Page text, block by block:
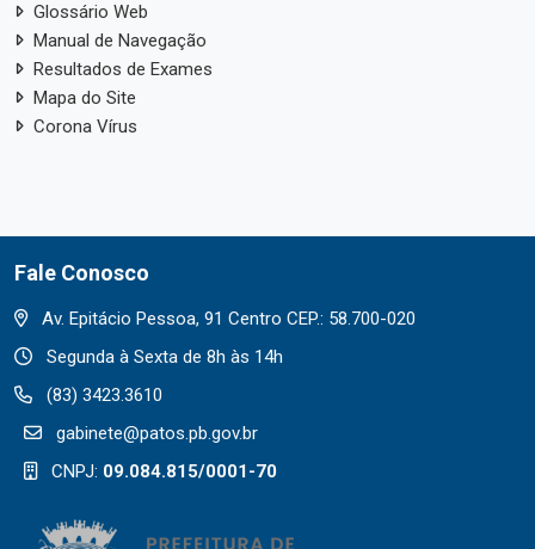
Glossário Web
Manual de Navegação
Resultados de Exames
Mapa do Site
Corona Vírus
Fale Conosco
Av. Epitácio Pessoa, 91 Centro CEP.: 58.700-020
Segunda à Sexta de 8h às 14h
(83) 3423.3610
gabinete@patos.pb.gov.br
CNPJ: 09.084.815/0001-70